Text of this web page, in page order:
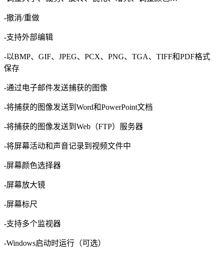
-撤消/重做
-支持外部编辑
-以BMP、GIF、JPEG、PCX、PNG、TGA、TIFF和PDF格式
保存
-通过电子邮件发送捕获的图像
-将捕获的图像发送到Word和PowerPoint文档
-将捕获的图像发送到Web（FTP）服务器
-将屏幕活动和声音记录到视频文件中
-屏幕颜色选择器
-屏幕放大镜
-屏幕标尺
-支持多个监视器
-Windows启动时运行（可选）